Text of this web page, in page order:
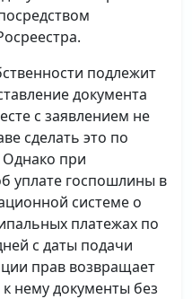
подлежит
документа
с заявлением не
сделать это по
Однако при
уплате госпошлины в
системе о
платежах по
с даты подачи
прав возвращает
нему документы без